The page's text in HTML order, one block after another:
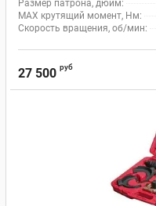
Размер патрона, дюйм:
MAX крутящий момент, Нм:
Скорость вращения, об/мин:
27 500 руб